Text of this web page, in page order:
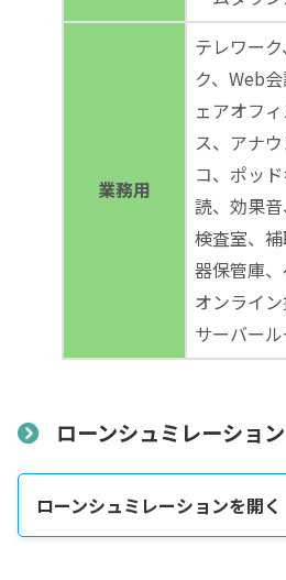
業務用
テレワー
ク、Web
ェアオフ
ス、アナ
コ、ポッ
読、効果
検査室、
器保管庫、
オンライン
サーバー
ローンシュミレーション
ローンシュミレーションを開く